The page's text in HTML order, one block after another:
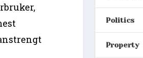
Politics
Property